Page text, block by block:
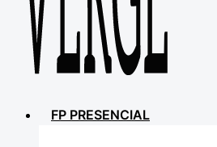
FP PRESENCIAL